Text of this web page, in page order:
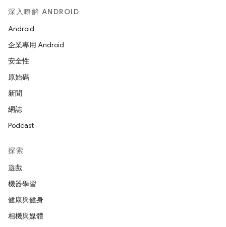
深入瞭解 ANDROID
Android
企業專用 Android
安全性
原始碼
新聞
網誌
Podcast
探索
遊戲
機器學習
健康與健身
相機與媒體